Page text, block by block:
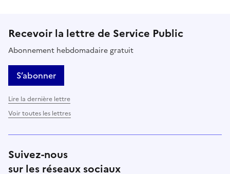
Recevoir la lettre de Service Public
Abonnement hebdomadaire gratuit
S’abonner
Lire la dernière lettre
Voir toutes les lettres
Suivez-nous
sur les réseaux sociaux